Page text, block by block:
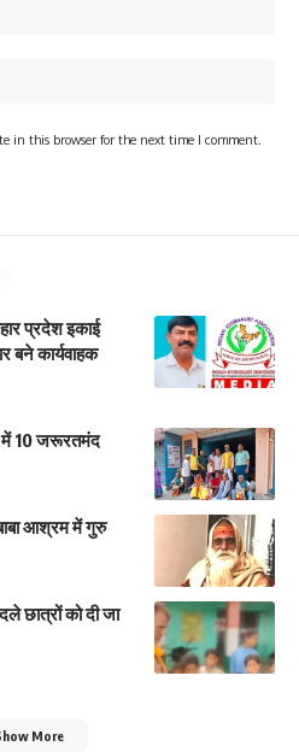
in this browser for the next time I comment.
प्रदेश इकाई
बने कार्यवाहक
में 10 जरूरतमंद
आश्रम में गुरु
छात्रों को दी जा
More